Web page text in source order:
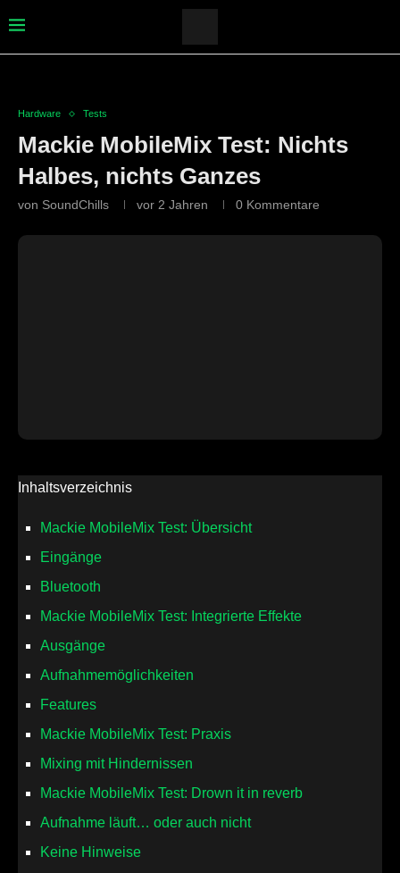
Hardware Tests
Mackie MobileMix Test: Nichts
Halbes, nichts Ganzes
von SoundChills vor 2 Jahren 0 Kommentare
Inhaltsverzeichnis
Mackie MobileMix Test: Übersicht
Eingänge
Bluetooth
Mackie MobileMix Test: Integrierte Effekte
Ausgänge
Aufnahmemöglichkeiten
Features
Mackie MobileMix Test: Praxis
Mixing mit Hindernissen
Mackie MobileMix Test: Drown it in reverb
Aufnahme läuft… oder auch nicht
Keine Hinweise